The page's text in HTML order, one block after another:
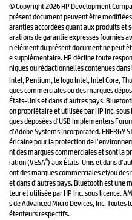
© Copyright 2026 HP Development
présent document peuvent être
aranties accordées quant aux produits et
arations de garantie expresses fournies
n élément du présent document ne peut
e supplémentaire. HP décline toute
niques ou rédactionnelles contenues
Intel, Pentium, le logo Intel, Intel Core,
ques commerciales ou des marques
États-Unis et dans d’autres pays.
on propriétaire et utilisée par HP Inc. sous
ques déposées d’USB Implementers
d’Adobe Systems Incorporated. ENERGY
éricaine pour la protection de
nt des marques commerciales et sont la
iation (VESA®) aux États-Unis et dans
ont des marques commerciales et/ou des
et dans d’autres pays. Bluetooth est une
teur et utilisée par HP Inc. sous licence.
s de Advanced Micro Devices, Inc.
étenteurs respectifs.